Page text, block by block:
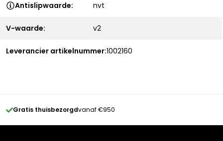
Antislipwaarde: nvt
V-waarde: v2
Leverancier artikelnummer:1002160
Gratis thuisbezorgdvanaf €950